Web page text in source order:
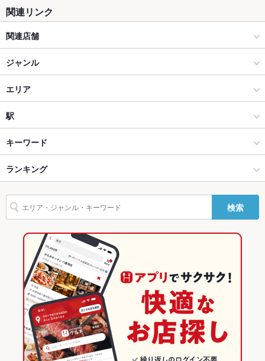
テラス席
貸切
設備
Wi-Fi
ー
駐車場
その他設備
飲み放題 あり
食べ放題 あり
お子様連れ お子様連れ歓迎
ウェディン
グパーティ
ー二次会
－
－
関連リンク
関連店舗
中国料理 桃李
中国料理 桃李 ゆめタウン店
中国家庭料理 福林
台湾料理 大宝
ジャンル
中華
中華全般
徳島市・徳島市周辺部 × 中華
徳島市・徳島市周辺部 × 中華全般
蔵本駅 × 中華
蔵本駅 × 中華全般
エリア
徳島駅
徳島駅 × 中華
徳島駅 × 中華全般
徳島
徳島 × 中華
徳島 × 中華全般
駅
鮎喰駅
蔵本駅
佐古駅
キーワード
からあげ
酢豚 坦々麺 杏仁豆腐 冷麺 中華そば
ランキング
徳島のグルメランキング
徳島の中華ランキング
徳島の中華全般ランキング
徳島市・徳島市周辺部のグルメランキング
徳島市・徳島市周辺部の中華ランキング
徳島市・徳島市周辺部の中華全般ランキング
徳島駅のグルメランキング
検索